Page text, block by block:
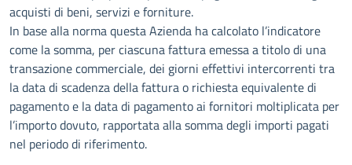
acquisti di beni, servizi e forniture.
In base alla norma questa Azienda ha calcolato l’indicatore
come la somma, per ciascuna fattura emessa a titolo di una
transazione commerciale, dei giorni effettivi intercorrenti tra
la data di scadenza della fattura o richiesta equivalente di
pagamento e la data di pagamento ai fornitori moltiplicata per
l’importo dovuto, rapportata alla somma degli importi pagati
nel periodo di riferimento.